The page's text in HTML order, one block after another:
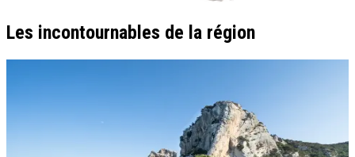
Les incontournables de la région